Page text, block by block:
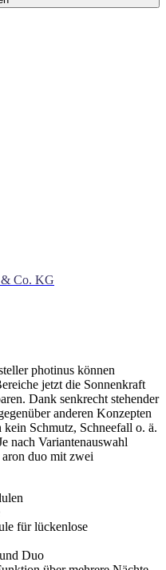
& Co. KG
photinus können
jetzt die Sonnenkraft
Dank senkrecht stehender
anderen Konzepten
kein Schmutz, Schneefall o. ä.
nach Variantenauswahl
duo mit zwei
für lückenlose
Duo